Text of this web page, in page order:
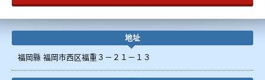
地址
福岡縣 福岡市西区福重３－２１－１３